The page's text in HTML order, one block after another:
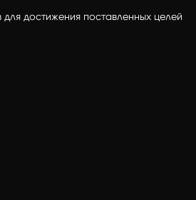
достижения поставленных целей